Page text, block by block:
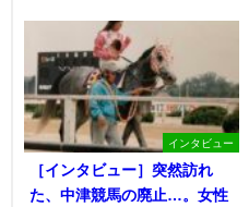
インタビュー
［インタビュー］突然訪れ
た、中津競馬の廃止…。女性